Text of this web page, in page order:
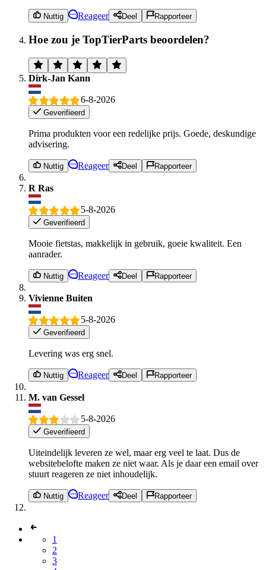
Nuttig Reageer Deel Rapporteer
Hoe zou je TopTierParts beoordelen?
Dirk-Jan Kann
6-8-2026
Geverifieerd
Prima produkten voor een redelijke prijs. Goede, deskundige
advisering.
Nuttig Reageer Deel Rapporteer
R Ras
5-8-2026
Geverifieerd
Mooie fietstas, makkelijk in gebruik, goeie kwaliteit. Een
aanrader.
Nuttig Reageer Deel Rapporteer
Vivienne Buiten
5-8-2026
Geverifieerd
Levering was erg snel.
Nuttig Reageer Deel Rapporteer
M. van Gessel
5-8-2026
Geverifieerd
Uiteindelijk leveren ze wel, maar erg veel te laat. Dus de
websitebelofte maken ze niet waar. Als je daar een email over
stuurt reageren ze niet inhoudelijk.
Nuttig Reageer Deel Rapporteer
1
2
3